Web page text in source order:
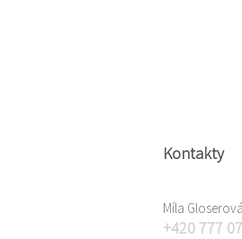
Kontakty
Míla Gloserová
+420 777